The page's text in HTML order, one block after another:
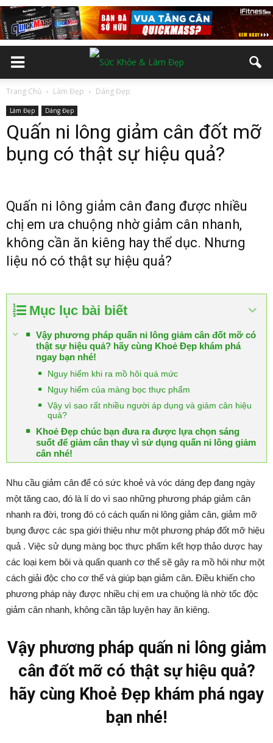
Trang Chủ Làm Đẹp Dáng Đẹp
Làm Đẹp Dáng Đẹp
Quấn ni lông giảm cân đốt mỡ
bụng có thật sự hiệu quả?
Quấn ni lông giảm cân đang được nhiều
chị em ưa chuộng nhờ giảm cân nhanh,
không cần ăn kiêng hay thể dục. Nhưng
liệu nó có thật sự hiệu quả?
Mục lục bài biết
Vậy phương pháp quấn ni lông giảm cân đốt mỡ có
thật sự hiệu quả? hãy cùng Khoẻ Đẹp khám phá
ngay bạn nhé!
Nguy hiểm khi ra mồ hôi quá mức
Nguy hiểm của màng bọc thực phẩm
Vậy vì sao rất nhiều người áp dụng và giảm cân hiệu
quả?
Khoẻ Đẹp chúc bạn đưa ra được lựa chọn sáng
suốt để giảm cân thay vì sử dụng quấn ni lông giảm
cân nhé!
Nhu cầu giảm cân để có sức khoẻ và vóc dáng đẹp đang ngày
một tăng cao, đó là lí do vì sao những phương pháp giảm cân
nhanh ra đời, trong đó có cách quấn ni lông giảm cân, giảm mỡ
bụng được các spa giới thiệu như một phương pháp đốt mỡ hiệu
quả . Việc sử dụng màng bọc thực phẩm kết hợp thảo dược hay
các loại kem bôi và quấn quanh cơ thể sẽ gây ra mồ hôi như một
cách giải độc cho cơ thể và giúp bạn giảm cân. Điều khiến cho
phương pháp này được nhiều chị em ưa chuộng là nhờ tốc độc
giảm cân nhanh, không cần tập luyện hay ăn kiêng.
Vậy phương pháp quấn ni lông giảm
cân đốt mỡ có thật sự hiệu quả?
hãy cùng Khoẻ Đẹp khám phá ngay
bạn nhé!